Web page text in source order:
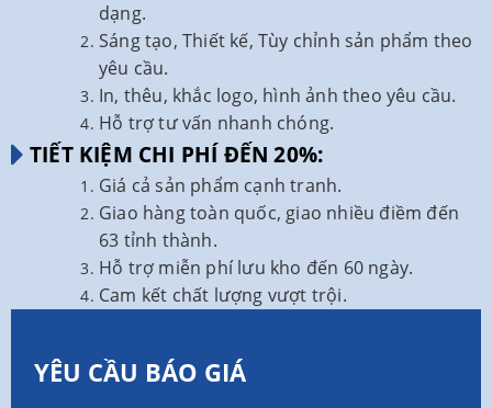
dạng.
Sáng tạo, Thiết kế, Tùy chỉnh sản phẩm theo
yêu cầu.
In, thêu, khắc logo, hình ảnh theo yêu cầu.
Hỗ trợ tư vấn nhanh chóng.
TIẾT KIỆM CHI PHÍ ĐẾN 20%:
Giá cả sản phẩm cạnh tranh.
Giao hàng toàn quốc, giao nhiều điềm đến
63 tỉnh thành.
Hỗ trợ miễn phí lưu kho đến 60 ngày.
Cam kết chất lượng vượt trội.
YÊU CẦU BÁO GIÁ